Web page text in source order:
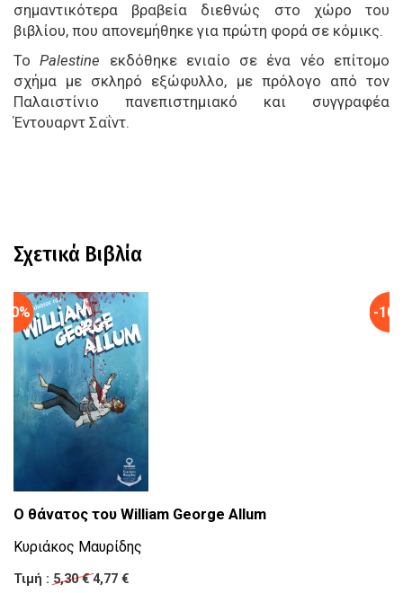
σημαντικότερα βραβεία διεθνώς στο χώρο του
βιβλίου, που απονεμήθηκε για πρώτη φορά σε κόμικς.
ΤοPalestine εκδόθηκε ενιαίο σε ένα νέο επίτομο
σχήμα με σκληρό εξώφυλλο, με πρόλογο από τον
Παλαιστίνιο πανεπιστημιακό και συγγραφέα
Έντουαρντ Σαΐντ.
Σχετικά Βιβλία
Ο θάνατος του William George Allum
Κυριάκος Μαυρίδης
Τιμή : 5,30 €4,77 €
-